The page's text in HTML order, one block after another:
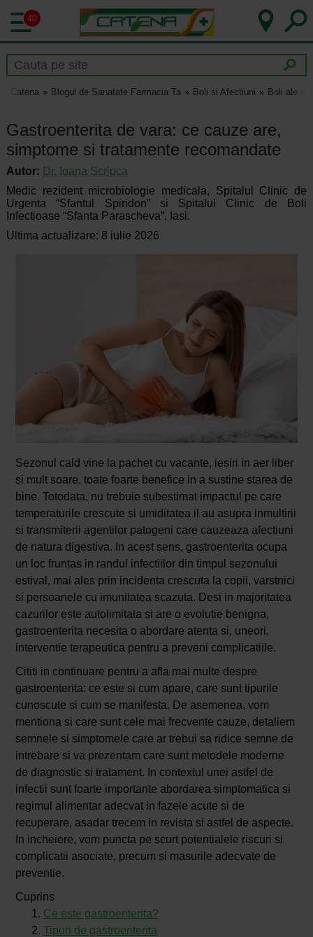
40
Catena Blogul de Sanatate Farmacia Ta Boli si Afectiuni Boli ale
Gastroenterita de vara: ce cauze are,
simptome si tratamente recomandate
Autor: Dr. Ioana Scripca
Medic rezident microbiologie medicala, Spitalul Clinic de
Urgenta “Sfantul Spiridon” si Spitalul Clinic de Boli
Infectioase “Sfanta Parascheva”, Iasi.
Ultima actualizare: 8 iulie 2026
Sezonul cald vine la pachet cu vacante, iesiri in aer liber
si mult soare, toate foarte benefice in a sustine starea de
bine. Totodata, nu trebuie subestimat impactul pe care
temperaturile crescute si umiditatea il au asupra inmultirii
si transmiterii agentilor patogeni care cauzeaza afectiuni
de natura digestiva. In acest sens, gastroenterita ocupa
un loc fruntas in randul infectiilor din timpul sezonului
estival, mai ales prin incidenta crescuta la copii, varstnici
si persoanele cu imunitatea scazuta. Desi in majoritatea
cazurilor este autolimitata si are o evolutie benigna,
gastroenterita necesita o abordare atenta si, uneori,
interventie terapeutica pentru a preveni complicatiile.
Cititi in continuare pentru a afla mai multe despre
gastroenterita: ce este si cum apare, care sunt tipurile
cunoscute si cum se manifesta. De asemenea, vom
mentiona si care sunt cele mai frecvente cauze, detaliem
semnele si simptomele care ar trebui sa ridice semne de
intrebare si va prezentam care sunt metodele moderne
de diagnostic si tratament. In contextul unei astfel de
infectii sunt foarte importante abordarea simptomatica si
regimul alimentar adecvat in fazele acute si de
recuperare, asadar trecem in revista si astfel de aspecte.
In incheiere, vom puncta pe scurt potentialele riscuri si
complicatii asociate, precum si masurile adecvate de
preventie.
Cuprins
Ce este gastroenterita?
Tipuri de gastroenterita